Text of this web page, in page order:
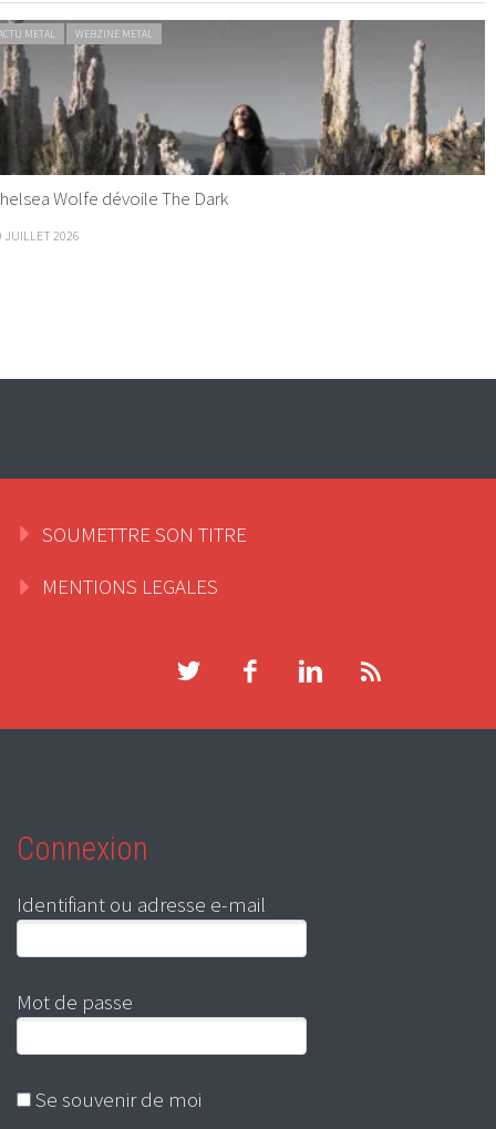
METAL WEBZINE METAL
Wolfe dévoile The Dark
JUILLET 2026
SOUMETTRE SON TITRE
MENTIONS LEGALES
Connexion
Identifiant ou adresse e-mail
Mot de passe
Se souvenir de moi